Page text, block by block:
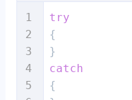
try
{
catch
{